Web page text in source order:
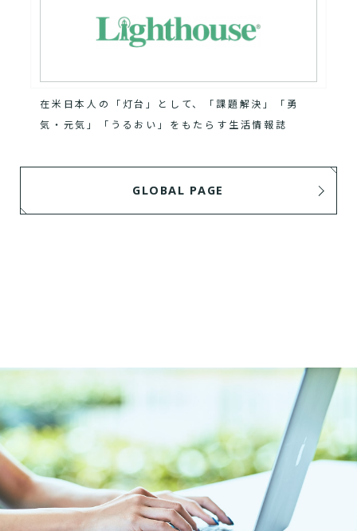
在米日本人の「灯台」として、「課題解決」「勇
気・元気」「うるおい」をもたらす生活情報誌
GLOBAL PAGE